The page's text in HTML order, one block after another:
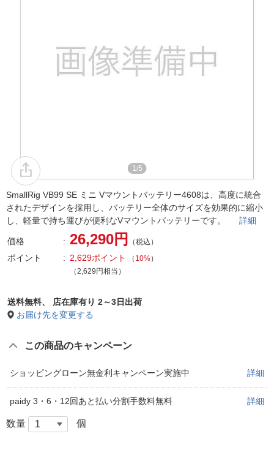
1/5
SmallRig VB99 SE ミニ Vマウントバッテリー4608は、高度に統合
されたデザインを採用し、バッテリー全体のサイズを効果的に縮小
し、軽量で持ち運びが便利なVマウントバッテリーです。 詳細
価格 26,290円 （税込）
ポイント 2,629ポイント （ 10%）
（2,629円相当）
送料無料、
店在庫有り 2～3日出荷
お届け先を変更する
この商品のキャンペーン
ショッピングローン無金利キャンペーン実施中 詳細
paidy 3・6・12回あと払い分割手数料無料 詳細
数量 個